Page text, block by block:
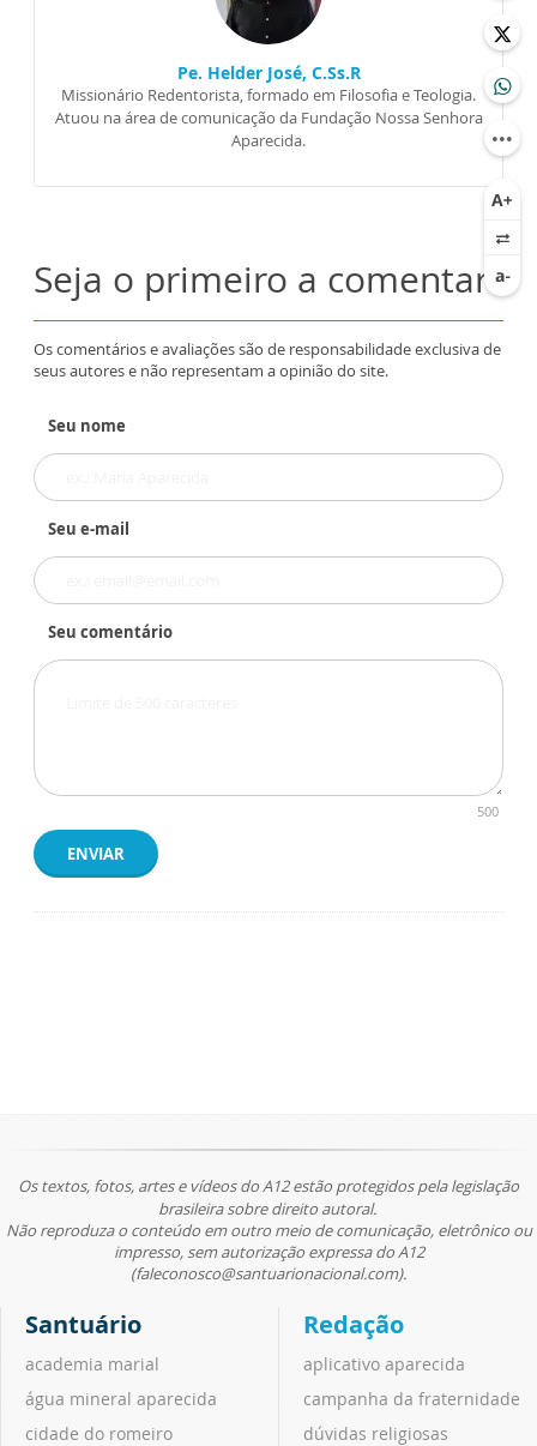
Pe. Helder José, C.Ss.R
Missionário Redentorista, formado em Filosofia e Teologia.
Atuou na área de comunicação da Fundação Nossa Senhora
Aparecida.
Seja o primeiro a comentar
Os comentários e avaliações são de responsabilidade exclusiva de
seus autores e não representam a opinião do site.
Seu nome
Seu e-mail
Seu comentário
500
ENVIAR
Os textos, fotos, artes e vídeos do A12 estão protegidos pela legislação
brasileira sobre direito autoral.
Não reproduza o conteúdo em outro meio de comunicação, eletrônico ou
impresso, sem autorização expressa do A12
(faleconosco@santuarionacional.com).
Santuário
academia marial
água mineral aparecida
cidade do romeiro
Redação
aplicativo aparecida
campanha da fraternidade
dúvidas religiosas